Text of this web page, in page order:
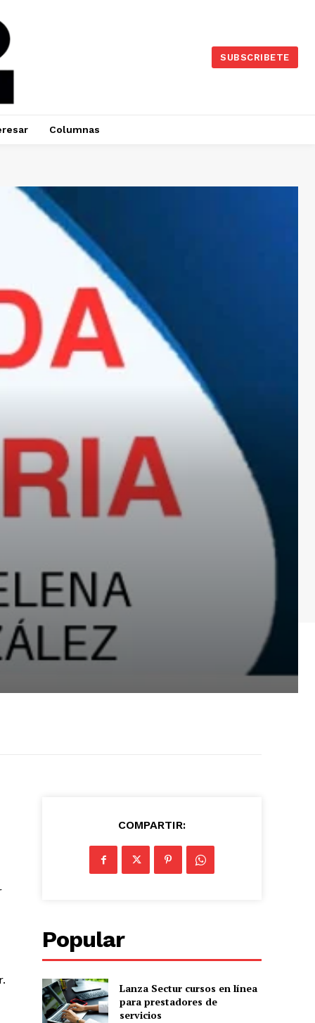
SUBSCRIBETE
Columnas
COMPARTIR:
Popular
Lanza Sectur cursos en línea
para prestadores de
servicios